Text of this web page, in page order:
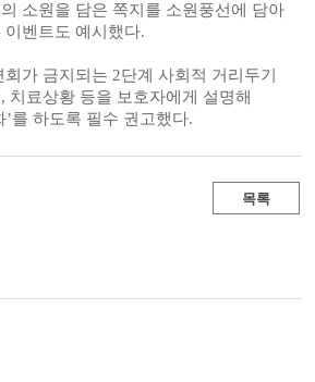
소원을 담은 쪽지를 소원풍선에 담아
이벤트도 예시했다.
회가 금지되는 2단계 사회적 거리두기
, 치료상황 등을 보호자에게 설명해
’를 하도록 필수 권고했다.
목록